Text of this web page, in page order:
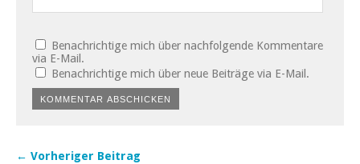
Benachrichtige mich über nachfolgende Kommentare
via E-Mail.
Benachrichtige mich über neue Beiträge via E-Mail.
← Vorheriger Beitrag